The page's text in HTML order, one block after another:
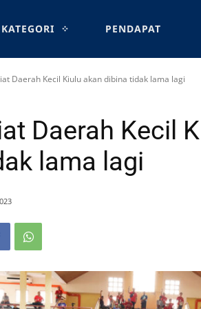
KATEGORI PENDAPAT
Daerah Kecil Kiulu akan dibina tidak lama lagi
Daerah Kecil
lama lagi